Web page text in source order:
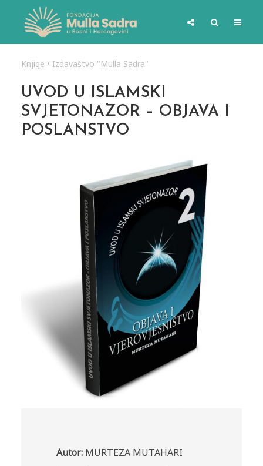
Knjige • Izdavaštvo "Mulla Sadra"
UVOD U ISLAMSKI
SVJETONAZOR – OBJAVA I
POSLANSTVO
Autor:MURTEZA MUTAHARI